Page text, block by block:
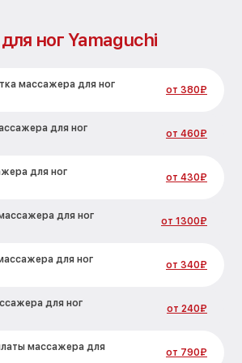
ног Yamaguchi
массажера для ног
от 380₽
для ног
от 460₽
для ног
от 430₽
для ног
от 1300₽
для ног
от 340₽
для ног
от 240₽
массажера для
от 790₽